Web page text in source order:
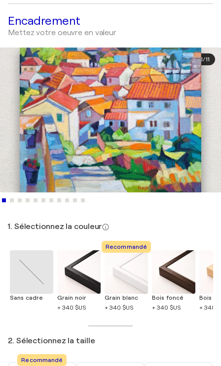
Encadrement
Mettez votre oeuvre en valeur
1/11
1. Sélectionnez la couleur
Sans cadre
Grain noir
+ 340 $US
Recommandé
Grain blanc
+ 340 $US
Bois foncé
+ 340 $US
Bois
+ 340
2. Sélectionnez la taille
Recommandé